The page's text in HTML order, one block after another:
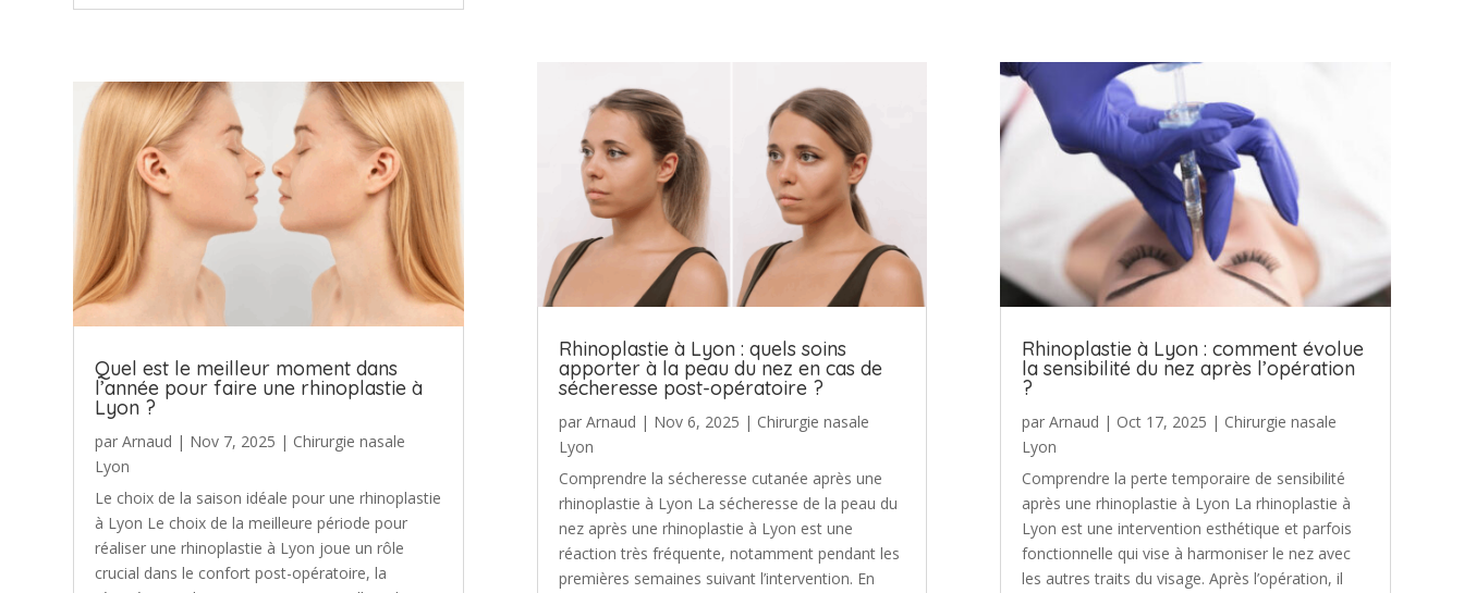
Quel est le meilleur moment dans
l’année pour faire une rhinoplastie à
Lyon ?
parArnaud | Nov 7, 2025 | Chirurgie nasale
Lyon
Le choix de la saison idéale pour une rhinoplastie
à Lyon Le choix de la meilleure période pour
réaliser une rhinoplastie à Lyon joue un rôle
crucial dans le confort post-opératoire, la
Rhinoplastie à Lyon : quels soins
apporter à la peau du nez en cas de
sécheresse post-opératoire ?
par Arnaud | Nov 6, 2025 | Chirurgie nasale
Lyon
Comprendre la sécheresse cutanée après une
rhinoplastie à Lyon La sécheresse de la peau du
nez après une rhinoplastie à Lyon est une
réaction très fréquente, notamment pendant les
premières semaines suivant l’intervention. En
Rhinoplastie à Lyon : comment évolue
la sensibilité du nez après l’opération
?
par Arnaud | Oct 17, 2025 | Chirurgie nasale
Lyon
Comprendre la perte temporaire de sensibilité
après une rhinoplastie à Lyon La rhinoplastie à
Lyon est une intervention esthétique et parfois
fonctionnelle qui vise à harmoniser le nez avec
les autres traits du visage. Après l’opération, il